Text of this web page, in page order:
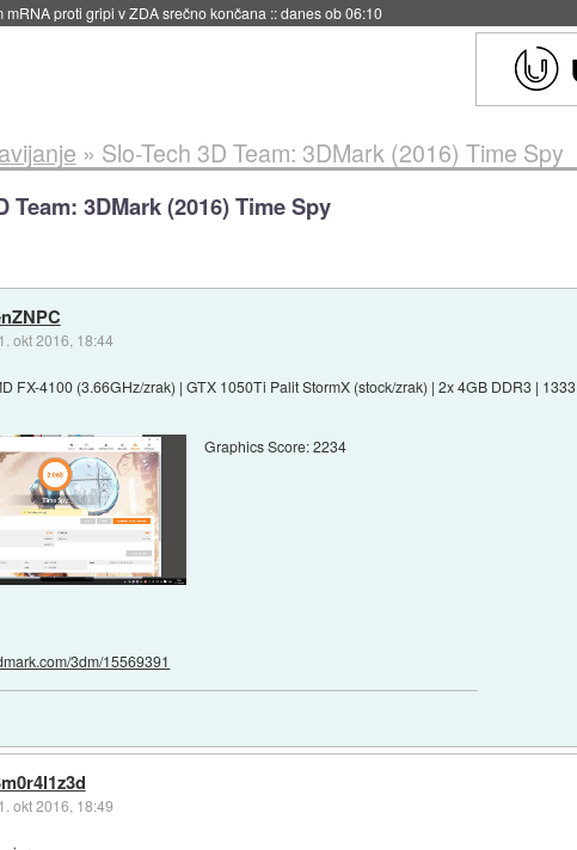
predvajati reklame::danes ob 06:09
» Slo-Tech 3D Team: 3DMark (2016) Time Spy
Team: 3DMark (2016) Time Spy
okt 2016, 18:44
FX-4100 (3.66GHz/zrak) | GTX 1050Ti Palit StormX (stock/zrak) | 2x 4GB DDR3 | 1333
Graphics Score: 2234
3dm/15569391
okt 2016, 18:49